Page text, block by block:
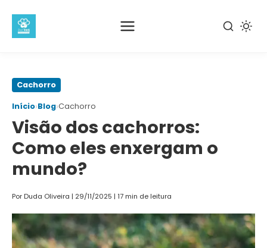
Pular
conteúdo
principal
Cachorro
Início›Blog›Cachorro
Visão dos cachorros:
Como eles enxergam o
mundo?
Por Duda Oliveira | 29/11/2025 | 17 min de leitura